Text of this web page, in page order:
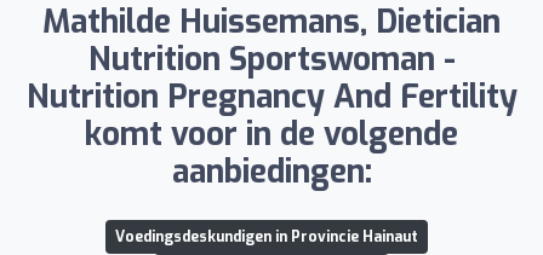
Mathilde Huissemans, Dietician
Nutrition Sportswoman -
Nutrition Pregnancy And Fertility
komt voor in de volgende
aanbiedingen:
Voedingsdeskundigen in Provincie Hainaut